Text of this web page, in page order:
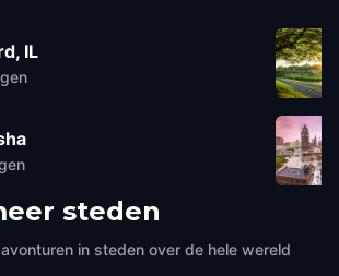
IL
steden
in steden over de hele wereld